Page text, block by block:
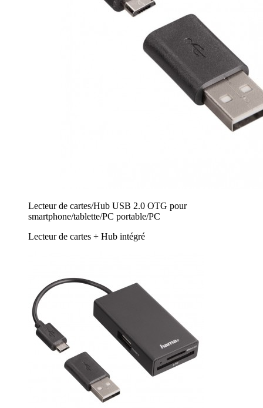
Lecteur de cartes/Hub USB 2.0 OTG pour
smartphone/tablette/PC portable/PC
Lecteur de cartes + Hub intégré